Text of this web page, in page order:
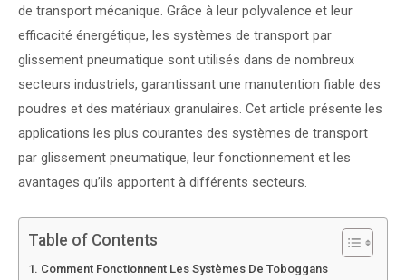
de transport mécanique. Grâce à leur polyvalence et leur
efficacité énergétique, les systèmes de transport par
glissement pneumatique sont utilisés dans de nombreux
secteurs industriels, garantissant une manutention fiable des
poudres et des matériaux granulaires. Cet article présente les
applications les plus courantes des systèmes de transport
par glissement pneumatique, leur fonctionnement et les
avantages qu’ils apportent à différents secteurs.
Table of Contents
Comment Fonctionnent Les Systèmes De Toboggans